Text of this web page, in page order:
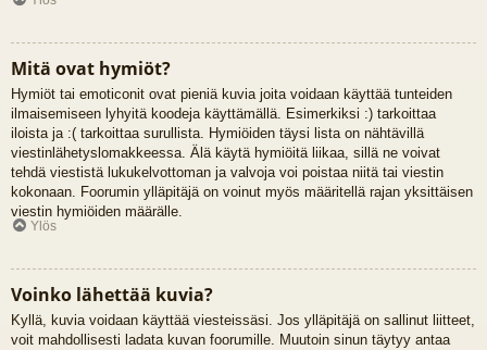
Mitä ovat hymiöt?
Hymiöt tai emoticonit ovat pieniä kuvia joita voidaan käyttää tunteiden
ilmaisemiseen lyhyitä koodeja käyttämällä. Esimerkiksi :) tarkoittaa
iloista ja :( tarkoittaa surullista. Hymiöiden täysi lista on nähtävillä
viestinlähetyslomakkeessa. Älä käytä hymiöitä liikaa, sillä ne voivat
tehdä viestistä lukukelvottoman ja valvoja voi poistaa niitä tai viestin
kokonaan. Foorumin ylläpitäjä on voinut myös määritellä rajan yksittäisen
viestin hymiöiden määrälle.
Ylös
Voinko lähettää kuvia?
Kyllä, kuvia voidaan käyttää viesteissäsi. Jos ylläpitäjä on sallinut liitteet,
voit mahdollisesti ladata kuvan foorumille. Muutoin sinun täytyy antaa